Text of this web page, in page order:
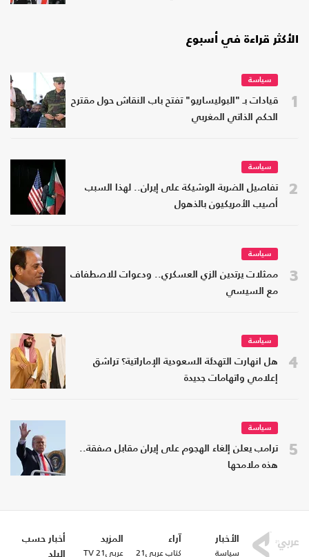
الأكثر قراءة في أسبوع
1
سياسة
قيادات بـ "البوليساريو" تفتح باب النقاش حول مقترح
الحكم الذاتي المغربي
2
سياسة
تفاصيل الضربة الوشيكة على إيران.. لهذا السبب
أصيب الأمريكيون بالذهول
3
سياسة
ممثلات يرتدين الزي العسكري.. ودعوات للاصطفاف
مع السيسي
4
سياسة
هل انهارت التهدئة السعودية الإماراتية؟ تراشق
إعلامي واتهامات جديدة
5
سياسة
ترامب يعلن إلغاء الهجوم على إيران مقابل صفقة..
هذه ملامحها
الأخبار
سياسة
آراء
كتاب عربي21
المزيد
عربي21 TV
أخبار حسب
البلد